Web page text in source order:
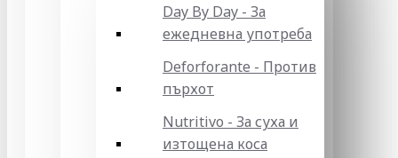
Day By Day - За
ежедневна употреба
Deforforante - Против
пърхот
Nutritivo - За суха и
изтощена коса